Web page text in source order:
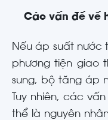
Các vấn đề về
Nếu áp suất nước
phương tiện giao
sung, bộ tăng áp
Tuy nhiên, các
thể là nguyên